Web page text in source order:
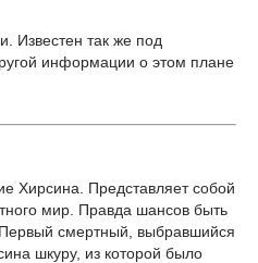
Известен так же под
информации о этом плане
Хирсина. Представляет собой
мир. Правда шансов быть
смертный, выбравшийся
шкуру, из которой было